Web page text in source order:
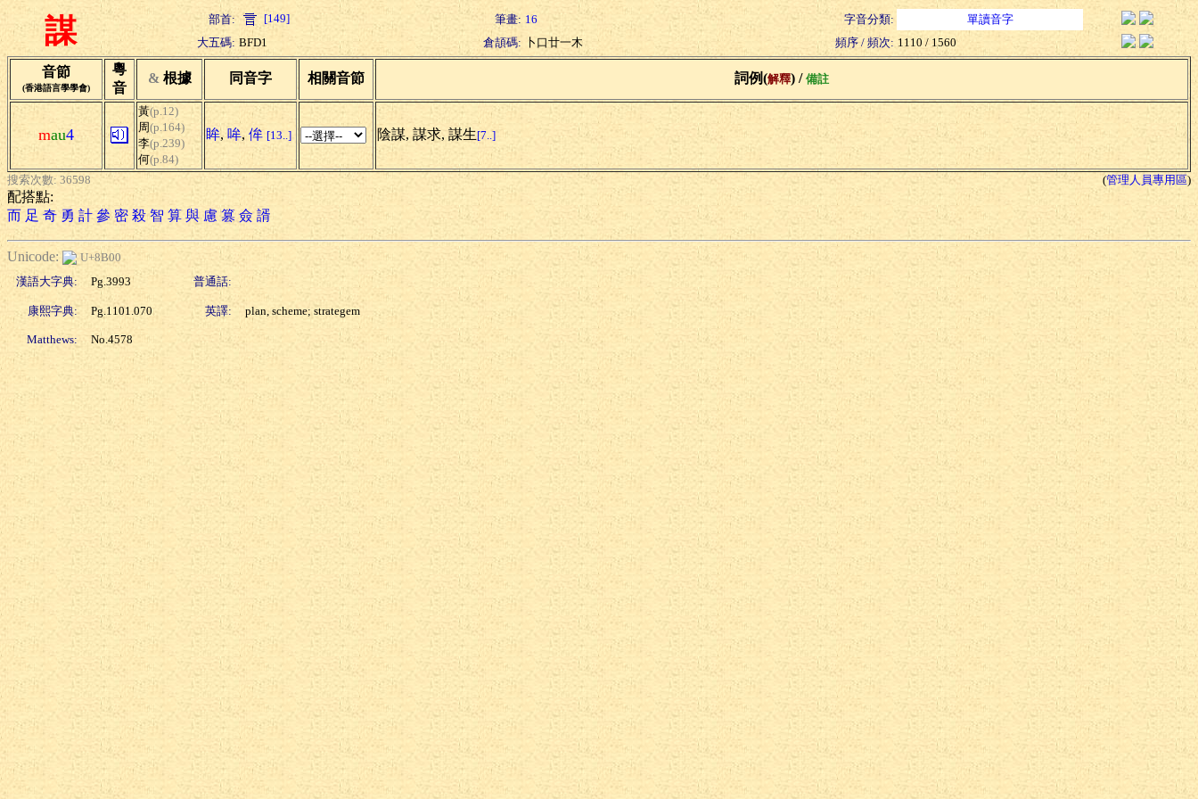
謀 部首: [149] 筆畫: 16 字音分類:
單讀音字
大五碼: BFD1 倉頡碼: 卜口廿一木 頻序 / 頻次: 1110 / 1560
音節
(香港語言學學會)
粵
音
& 根據 同音字 相關音節 詞例(解釋) / 備註
mau4
黃(p.12)
周(p.164)
李(p.239)
何(p.84)
眸, 哞, 侔 [13..] 陰謀, 謀求, 謀生[7..]
搜索次數: 36598 (管理人員專用區)
配搭點:
而 足 奇 勇 計 參 密 殺 智 算 與 慮 篡 僉 諝
Unicode:
U+8B00
漢語大字典:
Pg.3993 普通話:
康熙字典: Pg.1101.070 英譯: plan, scheme; strategem
Matthews: No.4578